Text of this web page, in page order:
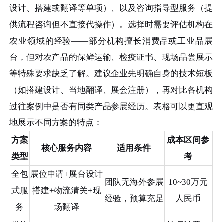
设计、搭建或翻译等单项）、以及咨询指导型服务（提
供流程咨询但不直接代操作）。选择时需要评估机构在
农业领域的经验——部分机构擅长消费品或工业品展
台，但对农产品的保鲜运输、检疫证书、现场品尝展示
等特殊要求缺乏了解。建议企业先明确自身的技术短板
（如搭建设计、当地翻译、展会注册），再对比各机构
过往案例中是否有同类产品参展经历。表格可以更直观
地展示不同方案的特点：
方案
类型
核心服务内容 适用条件
成本区间参
考
全包
式服
务
展位申请+展台设计
搭建+物流清关+现
场翻译
团队无海外参展
经验，预算充足
10~30万元
人民币